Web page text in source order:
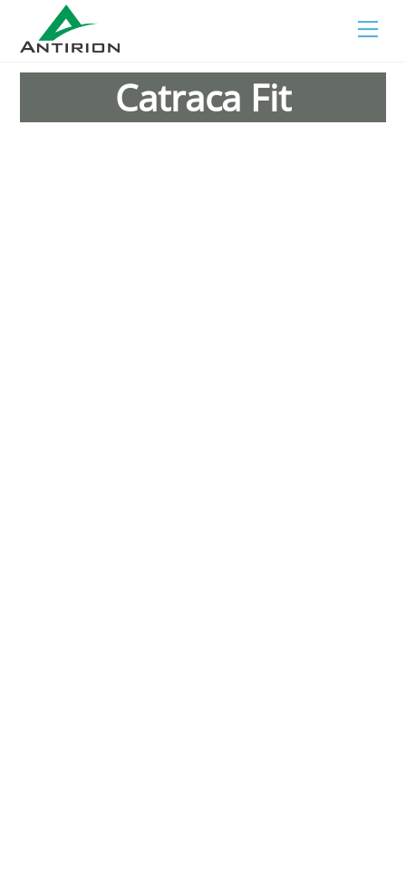
content
Catraca Fit